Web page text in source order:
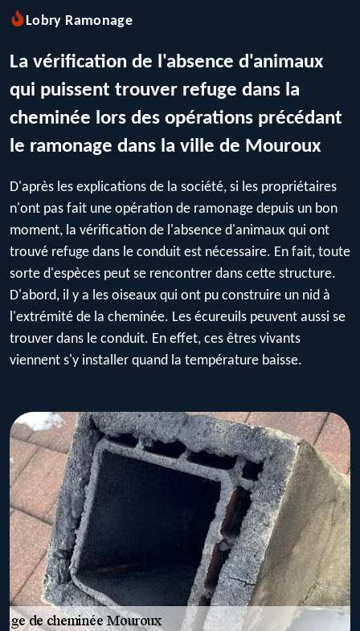
Lobry Ramonage
La vérification de l'absence d'animaux
qui puissent trouver refuge dans la
cheminée lors des opérations précédant
le ramonage dans la ville de Mouroux
D'après les explications de la société, si les propriétaires
n'ont pas fait une opération de ramonage depuis un bon
moment, la vérification de l'absence d'animaux qui ont
trouvé refuge dans le conduit est nécessaire. En fait, toute
sorte d'espèces peut se rencontrer dans cette structure.
D'abord, il y a les oiseaux qui ont pu construire un nid à
l'extrémité de la cheminée. Les écureuils peuvent aussi se
trouver dans le conduit. En effet, ces êtres vivants
viennent s'y installer quand la température baisse.